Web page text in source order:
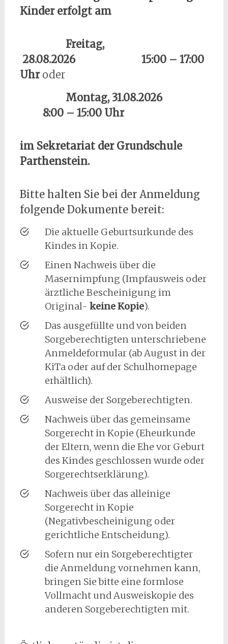
Kinder erfolgt am
Freitag,
28.08.2026 15:00 – 17:00
Uhr oder
Montag, 31.08.2026
8:00 – 15:00 Uhr
im Sekretariat der Grundschule
Parthenstein.
Bitte halten Sie bei der Anmeldung
folgende Dokumente bereit:
Die aktuelle Geburtsurkunde des
Kindes in Kopie.
Einen Nachweis über die
Masernimpfung (Impfausweis oder
ärztliche Bescheinigung im
Original-keine Kopie).
Das ausgefüllte und von beiden
Sorgeberechtigten unterschriebene
Anmeldeformular (ab August in der
KiTa oder auf der Schulhomepage
erhältlich).
Ausweise der Sorgeberechtigten.
Nachweis über das gemeinsame
Sorgerecht in Kopie (Eheurkunde
der Eltern, wenn die Ehe vor Geburt
des Kindes geschlossen wurde oder
Sorgerechtserklärung).
Nachweis über das alleinige
Sorgerecht in Kopie
(Negativbescheinigung oder
gerichtliche Entscheidung).
Sofern nur ein Sorgeberechtigter
die Anmeldung vornehmen kann,
bringen Sie bitte eine formlose
Vollmacht und Ausweiskopie des
anderen Sorgeberechtigten mit.